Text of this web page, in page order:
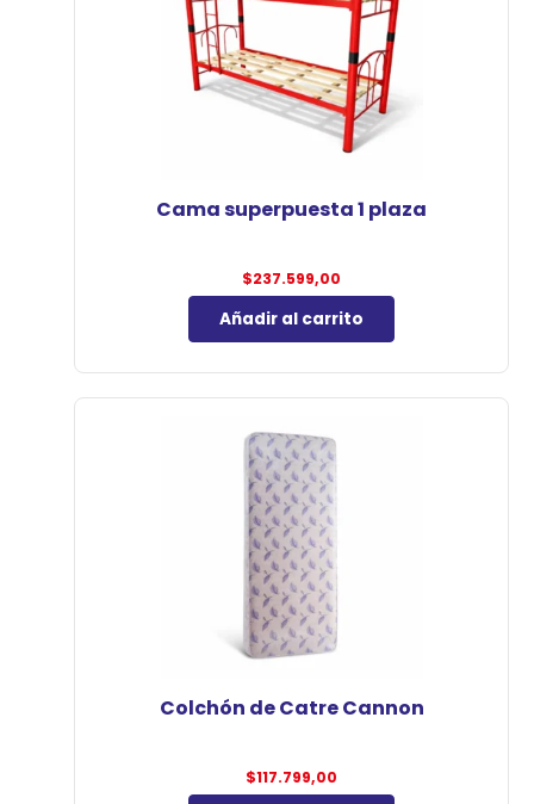
Cama superpuesta 1 plaza
$237.599,00
Añadir al carrito
Colchón de Catre Cannon
$117.799,00